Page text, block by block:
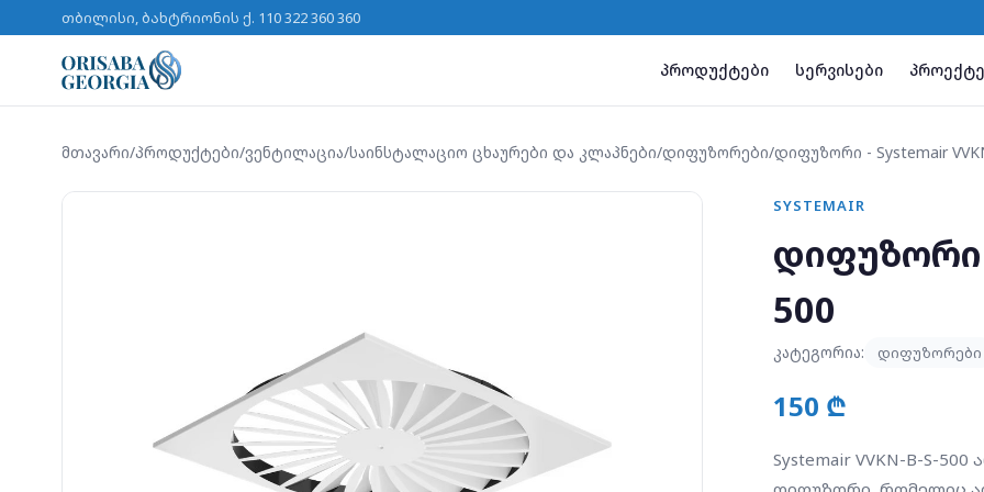
თბილისი, ბახტრიონის ქ. 110 322 360 360
პროდუქტები სერვისები
მთავარი/პროდუქტები/ვენტილაცია/საინსტალაციო ცხაურები და კლაპნები/დიფუზორები/დიფუზორი - Systemair
SYSTEMAIR
დიფუზორი
500
კატეგორია: დიფუზორები
150 ₾
Systemair VVKN-B-S-